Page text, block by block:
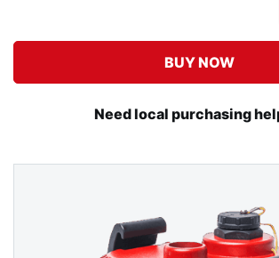
BUY NOW
Need local purchasing